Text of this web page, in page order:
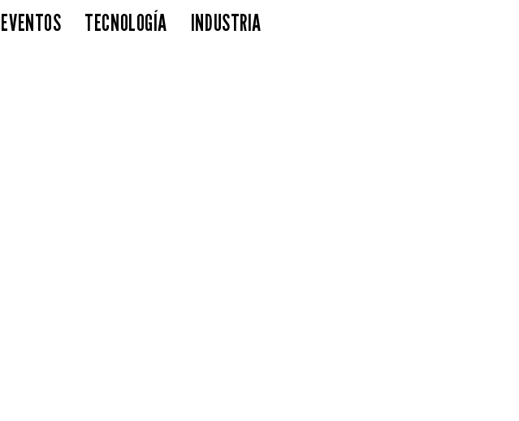
EVENTOS TECNOLOGÍA INDUSTRIA